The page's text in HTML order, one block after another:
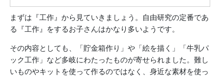
まずは『工作』から見ていきましょう。自由研究の定番であ
る『工作』をするお子さんはかなり多いようです。
その内容としても、「貯金箱作り」や「絵を描く」「牛乳パ
ック工作」など多岐にわたったものが寄せられました。難し
いものやキットを使って作るのではなく、身近な素材を使っ